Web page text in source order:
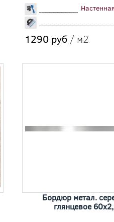
1290 руб / м2
Бордюр метал.
глянцевое